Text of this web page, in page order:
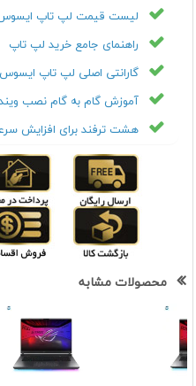
لیست قیمت لپ تاپ
راهنمای جامع خرید لپ تاپ
گارانتی اصلی لپ تاپ
آموزش گام به گام نصب ویندوز
هشت ترفند برای افزایش سرعت
محصولات مشابه